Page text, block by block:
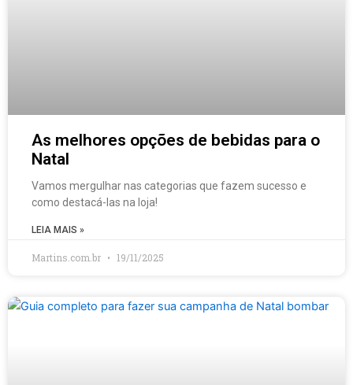
As melhores opções de bebidas para o
Natal
Vamos mergulhar nas categorias que fazem sucesso e
como destacá-las na loja!
LEIA MAIS »
Martins.com.br 19/11/2025